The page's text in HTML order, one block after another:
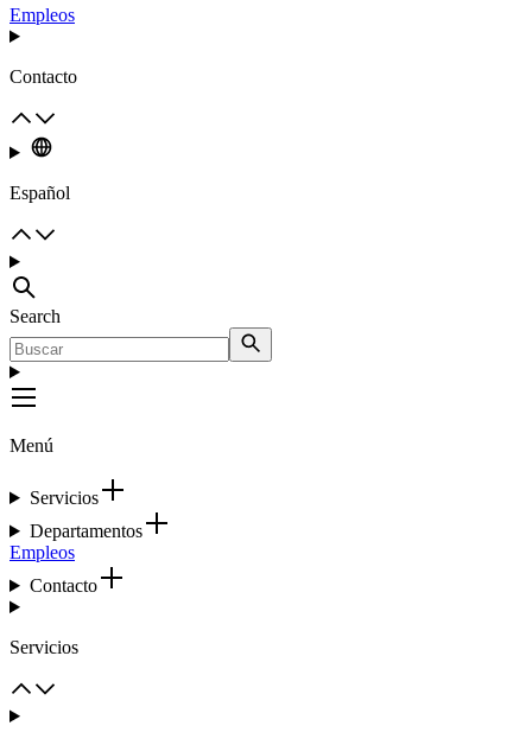
Empleos
Contacto
Español
Search
Menú
Servicios
Departamentos
Empleos
Contacto
Servicios